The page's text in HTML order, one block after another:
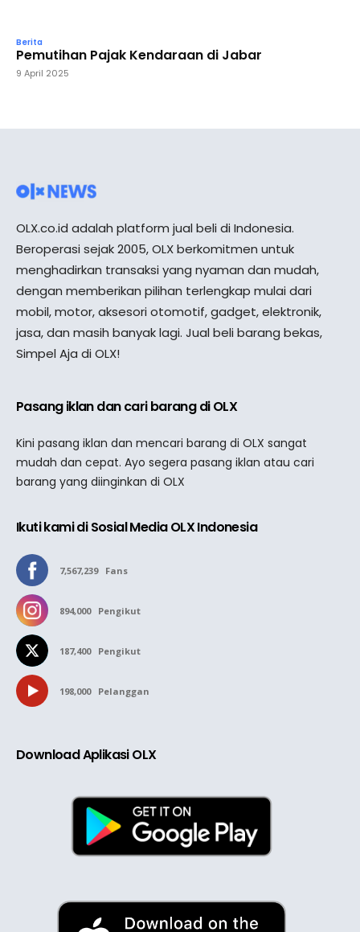
Berita
Pemutihan Pajak Kendaraan di Jabar
9 April 2025
OLX.co.id adalah platform jual beli di Indonesia.
Beroperasi sejak 2005, OLX berkomitmen untuk
menghadirkan transaksi yang nyaman dan mudah,
dengan memberikan pilihan terlengkap mulai dari
mobil, motor, aksesori otomotif, gadget, elektronik,
jasa, dan masih banyak lagi. Jual beli barang bekas,
Simpel Aja di OLX!
Pasang iklan dan cari barang di OLX
Kini pasang iklan dan mencari barang di OLX sangat
mudah dan cepat. Ayo segera pasang iklan atau cari
barang yang diinginkan di OLX
Ikuti kami di Sosial Media OLX Indonesia
7,567,239 Fans
894,000 Pengikut
187,400 Pengikut
198,000 Pelanggan
Download Aplikasi OLX